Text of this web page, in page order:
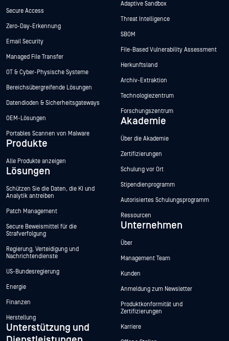
Secure Access
Zero-Day-Erkennung
Email Security
Managed File Transfer
OT & Cyber-Physische Systeme
Bereichsübergreifende Lösungen
Datendioden & Sicherheitsgateways
OEM-Lösungen
Portables Scannen von Malware
Produkte
Alle Produkte anzeigen
Lösungen
Schützen Sie die Daten, die KI und
Analytik antreiben
Patch Management
Secure Beweismittel für die
Strafverfolgung
Regierung, Verteidigung und
Nachrichtendienste
US-Bundesregierung
Energie
Finanzen
Herstellung
Unterstützung und
Adaptive Sandbox
Threat Intelligence
SBOM
File-Based Vulnerability Assessment
Herkunftsland
Archiv-Extraktion
Technologiezentrum
Forschungszentrum
Akademie
Über die Akademie
Zertifizierungen
Schulung vor Ort
Stipendienprogramm
Autorisiertes Schulungsprogramm
Ressourcen
Unternehmen
Über
Management Team
Kunden
Anmeldung zum Newsletter
Produktkonformität und
Zertifizierungen
Karriere